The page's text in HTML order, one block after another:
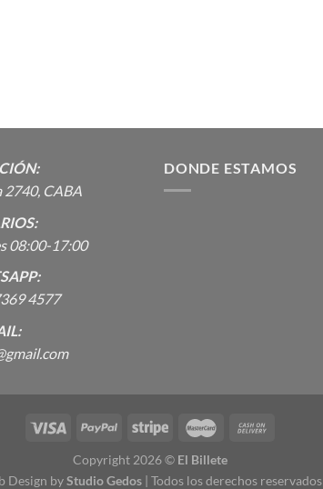
2740, CABA
08:00-17:00
4577
DONDE ESTAMOS
Copyright 2026 © El Billete
Design byStudio Gedos | Todos los derechos reservados